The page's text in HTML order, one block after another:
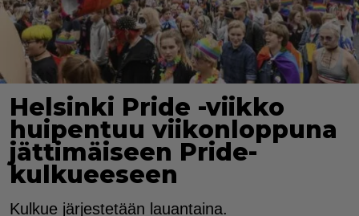
Helsinki Pride -viikko
huipentuu viikonloppuna
jättimäiseen Pride-
kulkueeseen
Kulkue järjestetään lauantaina.